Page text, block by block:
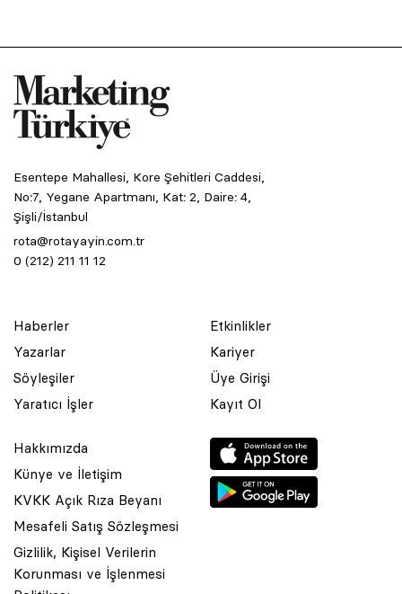
Esentepe Mahallesi, Kore Şehitleri Caddesi,
No:7, Yegane Apartmanı, Kat: 2, Daire: 4,
Şişli/İstanbul
rota@rotayayin.com.tr
0 (212) 211 11 12
Haberler
Yazarlar
Söyleşiler
Yaratıcı İşler
Etkinlikler
Kariyer
Üye Girişi
Kayıt Ol
Hakkımızda
Künye ve İletişim
KVKK Açık Rıza Beyanı
Mesafeli Satış Sözleşmesi
Gizlilik, Kişisel Verilerin
Korunması ve İşlenmesi